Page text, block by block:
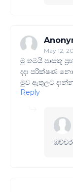
May 12,
මු තමයි පාස්කු
දදා පරීක්ෂණ
මුව ඇතුලට
Reply